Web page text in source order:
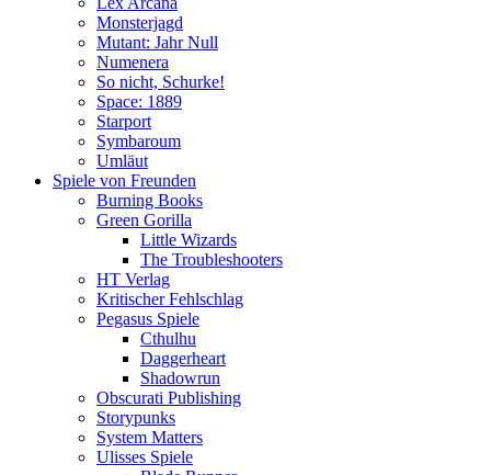
Monsterjagd
Mutant: Jahr Null
Numenera
So nicht, Schurke!
Space: 1889
Starport
Symbaroum
Umläut
Spiele von Freunden
Burning Books
Green Gorilla
Little Wizards
The Troubleshooters
HT Verlag
Kritischer Fehlschlag
Pegasus Spiele
Cthulhu
Daggerheart
Shadowrun
Obscurati Publishing
Storypunks
System Matters
Ulisses Spiele